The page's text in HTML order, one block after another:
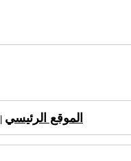
الموقع الرئيسي